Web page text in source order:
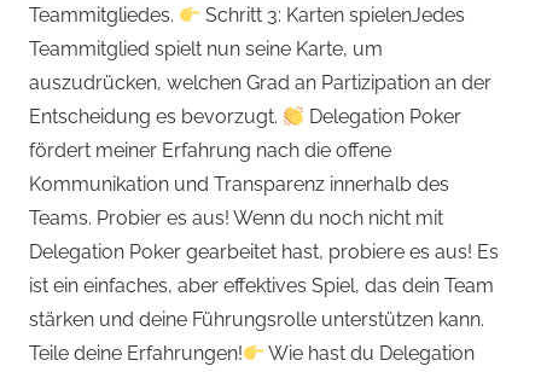
Teammitgliedes.
Schritt 3: Karten spielenJedes
Teammitglied spielt nun seine Karte, um
auszudrücken, welchen Grad an Partizipation an der
Entscheidung es bevorzugt.
Delegation Poker
fördert meiner Erfahrung nach die offene
Kommunikation und Transparenz innerhalb des
Teams. Probier es aus! Wenn du noch nicht mit
Delegation Poker gearbeitet hast, probiere es aus! Es
ist ein einfaches, aber effektives Spiel, das dein Team
stärken und deine Führungsrolle unterstützen kann.
Teile deine Erfahrungen!
Wie hast du Delegation